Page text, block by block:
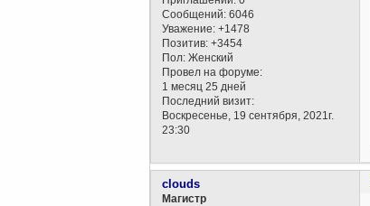
Сообщений: 6046
Уважение: +1478
Позитив: +3454
Пол: Женский
Провел на форуме:
1 месяц 25 дней
Последний визит:
Воскресенье, 19 сентября, 2021г.
23:30
clouds
Магистр